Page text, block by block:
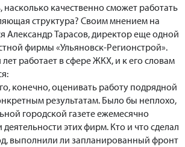
насколько качественно сможет работать
структура? Своим мнением на
Александр Тарасов, директор еще одной
фирмы «Ульяновск-Регионстрой».
работает в сфере ЖКХ, и к его словам
конечно, оценивать работу подрядной
результатам. Было бы неплохо,
городской газете ежемесячно
этих фирм. Кто и что сделал
выполнили ли запланированный фронт